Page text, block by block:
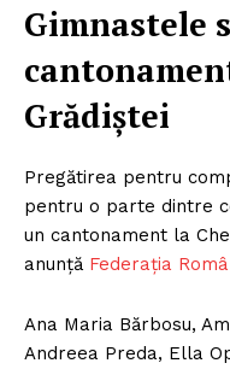
Gimnastele
Grădiștei
Pregătirea pentru
pentru o parte dintre
un cantonament la
anunță Federația
Ana Maria Bărbosu,
Andreea Preda, Ella